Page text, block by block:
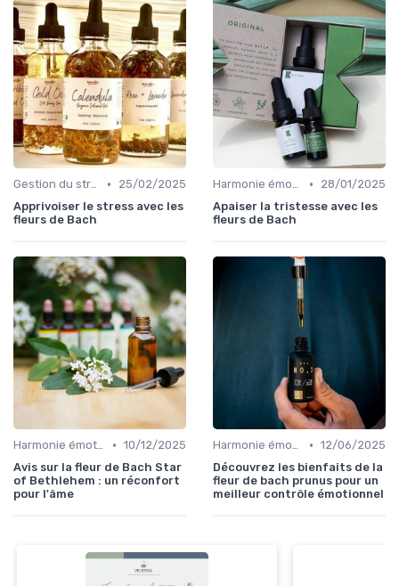
Gestion du stress •
25/02/2025
Apprivoiser le stress avec les
fleurs de Bach
Harmonie émotionnelle •
28/01/2025
Apaiser la tristesse avec les
fleurs de Bach
Harmonie émotionnelle • 10/12/2025
Avis sur la fleur de Bach Star
of Bethlehem : un réconfort
pour l'âme
Harmonie émotionnelle • 12/06/2025
Découvrez les bienfaits de la
fleur de bach prunus pour un
meilleur contrôle émotionnel